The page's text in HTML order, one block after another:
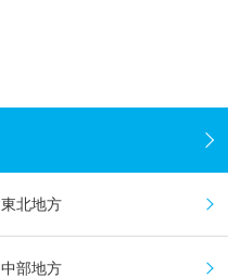
東北地方
中部地方